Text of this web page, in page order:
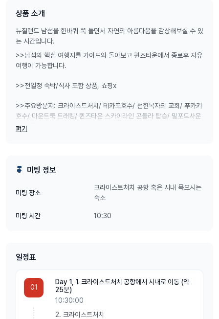
상품 소개
뉴질랜드 남섬을 한바퀴 쭉 돌면서 자연의 아름다움을 감상해보실 수 있
는 시간입니다.
>>남섬의 핵심 여행지를 가이드와 돌아보고 퀸즈타운에서 종료후 자유
여행이 가능합니다.
>>전일정 숙박/식사 포함 상품, 쇼핑x
>>주요방문지: 크라이스트처치/ 테카포호수/ 선한목자의 교회/ 푸카키
호수/ 마운트쿡 트래킹/ 퀸즈타운 스카이라인 곤돌라 탑승/ 밀포드사운
드 크루즈+선상뷔페
항공편으로 탑승하시길 권해드리며, 투어시작은 오후 입니다)
*종료지: 퀸즈타운 공항 종료 (퀸즈타운 잔류시 원하시는 숙소에 내려드
리며, 항공편은 3pm이후 출발 항공편을 이용하시길 바랍니다)
펴기
미팅 정보
미팅 장소
크라이스트처치 공항 혹은 시내 묵으시는
숙소
미팅 시간 10:30
일정표
01
Day 1, 1. 크라이스트처치 공항에서 시내로 이동 (약
25분)
10:30:00
2. 크라이스트처치